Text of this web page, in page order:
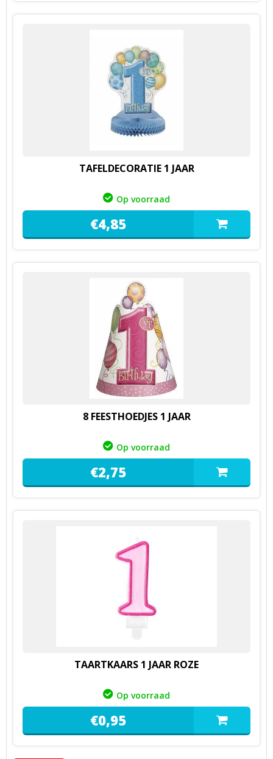
TAFELDECORATIE 1 JAAR
Op voorraad
€4,85
8 FEESTHOEDJES 1 JAAR
Op voorraad
€2,75
TAARTKAARS 1 JAAR ROZE
Op voorraad
€0,95